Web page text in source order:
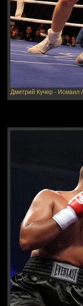
Дмитрий Кучер - Исмаил